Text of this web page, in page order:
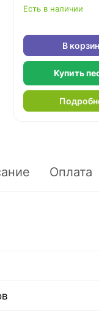
Есть в наличии
В
Купить
Оплата